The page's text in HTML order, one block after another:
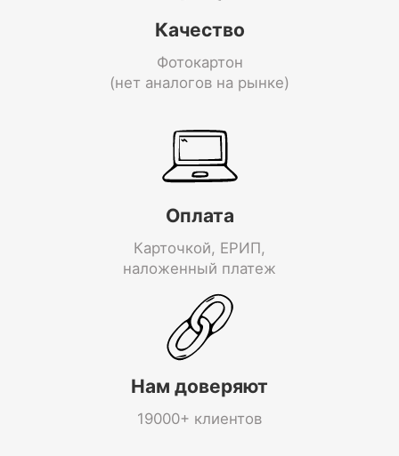
Качество
Фотокартон
(нет аналогов на рынке)
Оплата
Карточкой, ЕРИП,
наложенный платеж
Нам доверяют
19000+ клиентов